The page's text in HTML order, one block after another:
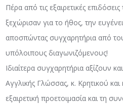
Πέρα από τις εξαιρετικές
ξεχώρισαν για το ήθος, την
αποσπώντας συγχαρητήρια από
υπόλοιπους διαγωνιζόμενους!
Ιδιαίτερα συγχαρητήρια αξίζουν
Αγγλικής Γλώσσας, κ. Κρητικού και
εξαιρετική προετοιμασία και τη